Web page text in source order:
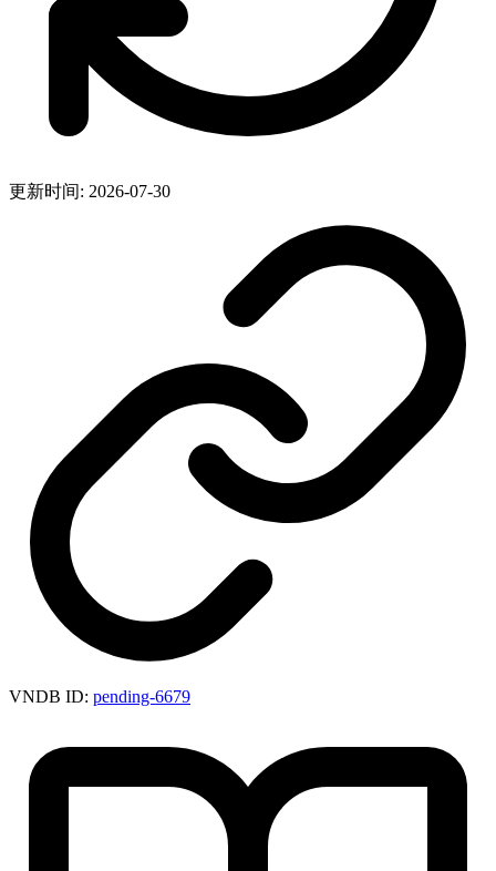
更新时间: 2026-07-30
VNDB ID: pending-6679